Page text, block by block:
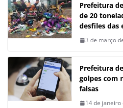
Prefeitura
de 20
desfiles das
3 de março
Prefeitura
golpes com
falsas
14 de janeiro